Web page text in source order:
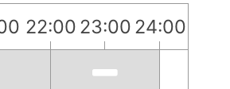
22:00 23:00 24:00